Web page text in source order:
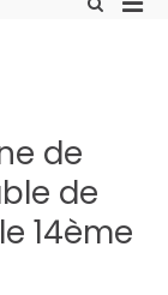
de
de
14ème